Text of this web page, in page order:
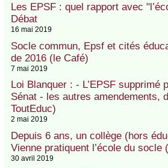
Les EPSF : quel rapport avec
Débat
16 mai 2019
Socle commun, Epsf et cités
de 2016 (le Café)
7 mai 2019
Loi Blanquer : - L’EPSF supprimé
Sénat - les autres amendements,
ToutEduc)
2 mai 2019
Depuis 6 ans, un collège (hors
Vienne pratiquent l’école du socle
30 avril 2019